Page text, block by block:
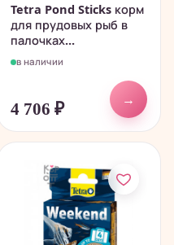
Tetra Pond Sticks корм
для прудовых рыб в
палочках...
в наличии
4 706 ₽
→